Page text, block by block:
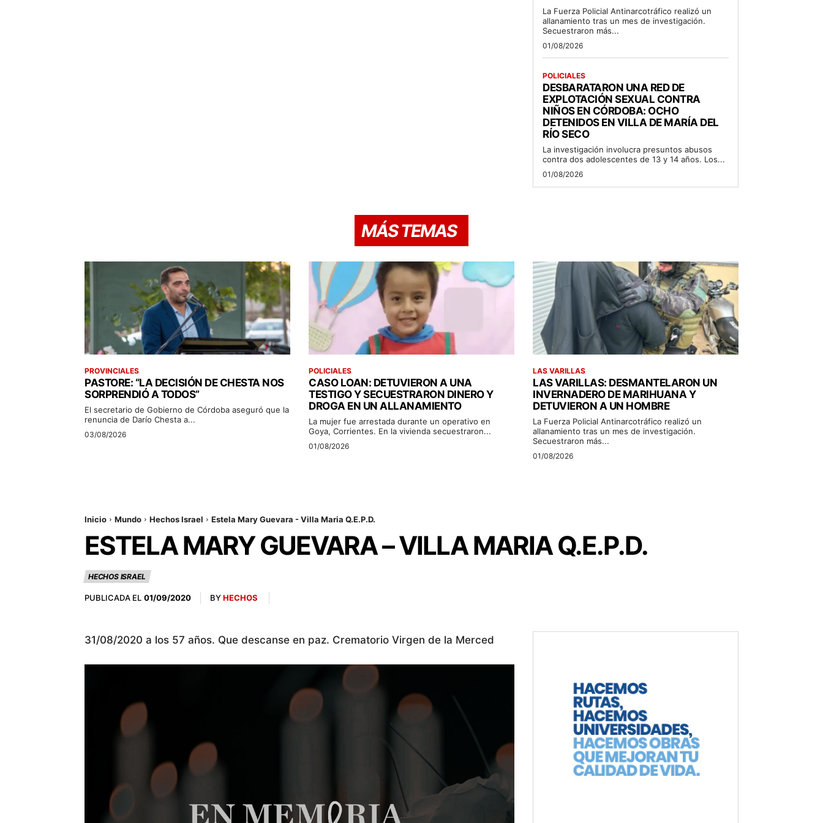
La Fuerza Policial Antinarcotráfico realizó un
allanamiento tras un mes de investigación.
Secuestraron más...
01/08/2026
POLICIALES
DESBARATARON UNA RED DE
EXPLOTACIÓN SEXUAL CONTRA
NIÑOS EN CÓRDOBA: OCHO
DETENIDOS EN VILLA DE MARÍA DEL
RÍO SECO
La investigación involucra presuntos abusos
contra dos adolescentes de 13 y 14 años. Los...
01/08/2026
MÁS TEMAS
PROVINCIALES
PASTORE: “LA DECISIÓN DE CHESTA NOS
SORPRENDIÓ A TODOS”
El secretario de Gobierno de Córdoba aseguró que la
renuncia de Darío Chesta a...
03/08/2026
POLICIALES
CASO LOAN: DETUVIERON A UNA
TESTIGO Y SECUESTRARON DINERO Y
DROGA EN UN ALLANAMIENTO
La mujer fue arrestada durante un operativo en
Goya, Corrientes. En la vivienda secuestraron...
01/08/2026
LAS VARILLAS
LAS VARILLAS: DESMANTELARON UN
INVERNADERO DE MARIHUANA Y
DETUVIERON A UN HOMBRE
La Fuerza Policial Antinarcotráfico realizó un
allanamiento tras un mes de investigación.
Secuestraron más...
01/08/2026